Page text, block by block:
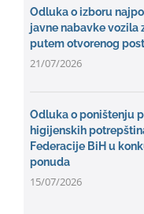
Odluka o izboru
javne nabavke vozila
putem otvorenog
21/07/2026
Odluka o poništenju
higijenskih
Federacije BiH u
ponuda
15/07/2026